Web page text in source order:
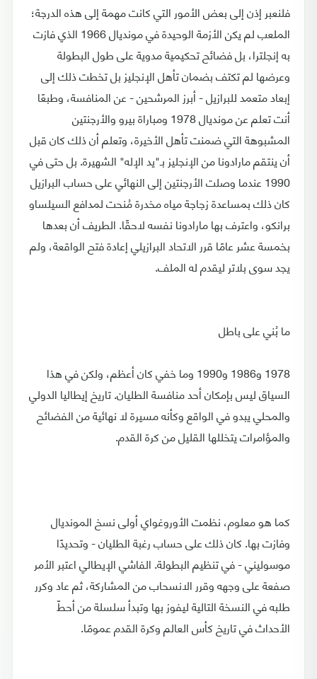
فلنعبر إذن إلى بعض الأمور التي كانت مهمة إلى هذه الدرجة؛
الملعب لم يكن الأزمة الوحيدة في مونديال 1966 الذي فازت
به إنجلترا، بل فضائح تحكيمية مدوية على طول البطولة
وعرضها لم تكتف بضمان تأهل الإنجليز بل تخطت ذلك إلى
إبعاد متعمد للبرازيل - أبرز المرشحين - عن المنافسة، وطبعًا
أنت تعلم عن مونديال 1978 ومباراة بيرو والأرجنتين
المشبوهة التي ضمنت تأهل الأخيرة، وتعلم أن ذلك كان قبل
أن ينتقم مارادونا من الإنجليز بـ"يد الإله" الشهيرة. بل حتى في
1990 عندما وصلت الأرجنتين إلى النهائي على حساب البرازيل
كان ذلك بمساعدة زجاجة مياه مخدرة مُنحت لمدافع السيلساو
برانكو، واعترف بها مارادونا نفسه لاحقًا. الطريف أن بعدها
بخمسة عشر عامًا قرر الاتحاد البرازيلي إعادة فتح الواقعة، ولم
يجد سوى بلاتر ليقدم له الملف.
ما بُني على باطل
1978 و1986 و1990 وما خفي كان أعظم، ولكن في هذا
السياق ليس بإمكان أحد منافسة الطليان. تاريخ إيطاليا الدولي
والمحلي يبدو في الواقع وكأنه مسيرة لا نهائية من الفضائح
والمؤامرات يتخللها القليل من كرة القدم.
كما هو معلوم، نظمت الأوروغواي أولى نسخ المونديال
وفازت بها. كان ذلك على حساب رغبة الطليان - وتحديدًا
موسوليني - في تنظيم البطولة. الفاشي الإيطالي اعتبر الأمر
صفعة على وجهه وقرر الانسحاب من المشاركة، ثم عاد وكرر
طلبه في النسخة التالية ليفوز بها وتبدأ سلسلة من أحطّ
الأحداث في تاريخ كأس العالم وكرة القدم عمومًا.